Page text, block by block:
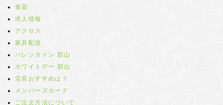
食器
求人情報
アクセス
家具配送
バレンタイン 郡山
ホワイトデー 郡山
店長おすすめは？
メンバーズカード
ご注文方法について